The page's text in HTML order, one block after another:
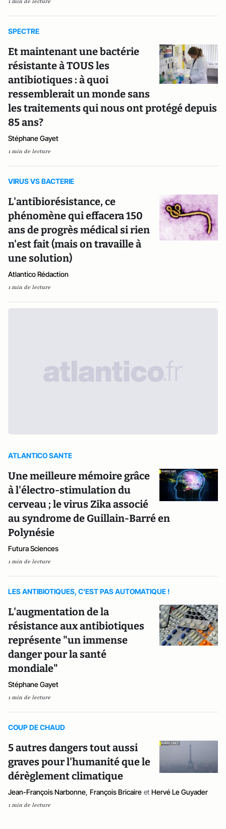
SPECTRE
Et maintenant une bactérie
résistante à TOUS les
antibiotiques : à quoi
ressemblerait un monde sans
les traitements qui nous ont protégé depuis
85 ans?
Stéphane Gayet
1 min de lecture
VIRUS VS BACTERIE
L'antibiorésistance, ce
phénomène qui effacera 150
ans de progrès médical si rien
n'est fait (mais on travaille à
une solution)
Atlantico Rédaction
1 min de lecture
ATLANTICO SANTE
Une meilleure mémoire grâce
à l'électro-stimulation du
cerveau ; le virus Zika associé
au syndrome de Guillain-Barré en
Polynésie
Futura Sciences
1 min de lecture
LES ANTIBIOTIQUES, C'EST PAS AUTOMATIQUE !
L'augmentation de la
résistance aux antibiotiques
représente "un immense
danger pour la santé
mondiale"
Stéphane Gayet
1 min de lecture
COUP DE CHAUD
5 autres dangers tout aussi
graves pour l'humanité que le
dérèglement climatique
Jean-François Narbonne, François Bricaire et Hervé Le Guyader
1 min de lecture